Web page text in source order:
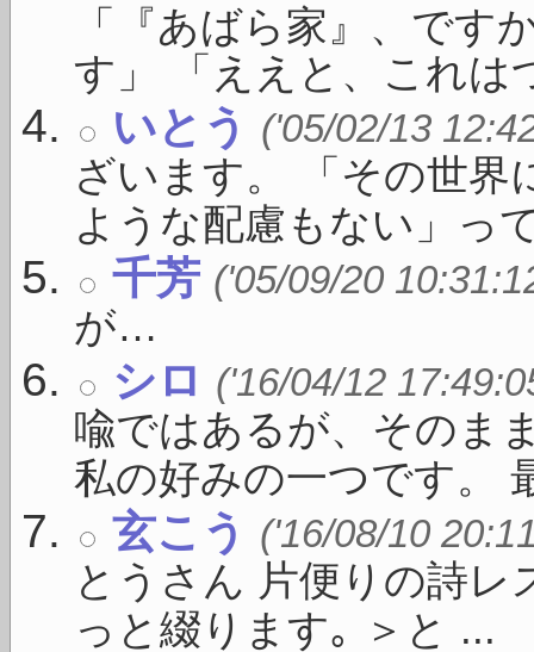
「『あばら家』、です
す」 「ええと、これは
いとう ('05/02/13
ざいます。 「その世界
ような配慮もない」っ
千芳 ('05/09/20
が…
シロ ('16/04/12
喩ではあるが、そのま
私の好みの一つです。
玄こう ('16/08/10
とうさん 片便りの詩
っと綴ります｡ ＞と ...